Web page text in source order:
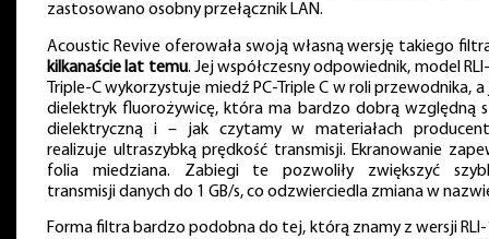
zastosowano osobny przełącznik LAN.
Acoustic Revive oferowała swoją własną wersję takiego
kilkanaście lat temu. Jej współczesny odpowiednik, model
Triple-C wykorzystuje miedź PC-Triple C w roli przewodnika, a
dielektryk fluorożywicę, która ma bardzo dobrą względną
dielektryczną i – jak czytamy w materiałach
realizuje ultraszybką prędkość transmisji. Ekranowanie
folia miedziana. Zabiegi te pozwoliły zwiększyć
transmisji danych do 1 GB/s, co odzwierciedla zmiana w
Forma filtra bardzo podobna do tej, którą znamy z wersji RLI-